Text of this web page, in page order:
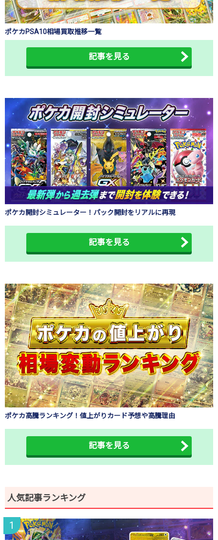
ポケカPSA10相場買取推移一覧
記事を見る
ポケカ開封シミュレーター！パック開封をリアルに再現
記事を見る
ポケカ高騰ランキング！値上がりカード予想や高騰理由
記事を見る
人気記事ランキング